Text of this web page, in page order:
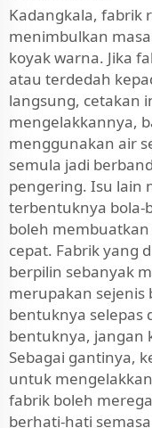
Kadangkala, fabrik
menimbulkan
koyak warna. Jika
atau terdedah
langsung, cetakan
mengelakkannya,
menggunakan air
semula jadi
pengering. Isu lain
terbentuknya bola-
boleh
cepat. Fabrik yang
berpilin sebanyak
merupakan sejenis
bentuknya selepas
bentuknya, jangan
Sebagai gantinya,
untuk
fabrik boleh
berhati-hati